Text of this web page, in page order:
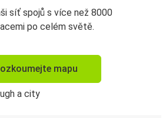
síť spojů s více než 8000
po celém světě.
mapu